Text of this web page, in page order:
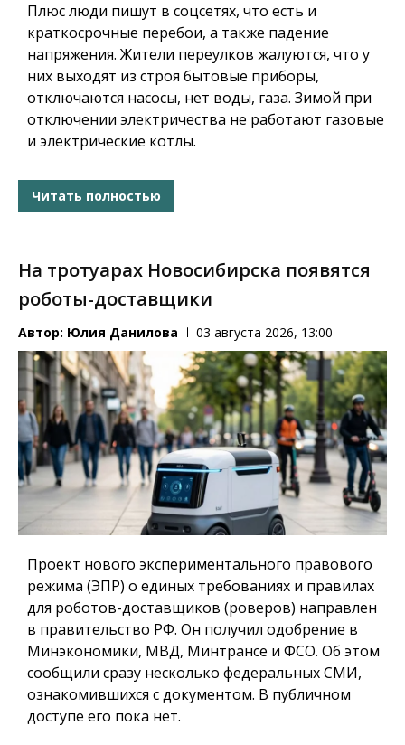
Плюс люди пишут в соцсетях, что есть и
краткосрочные перебои, а также падение
напряжения. Жители переулков жалуются, что у
них выходят из строя бытовые приборы,
отключаются насосы, нет воды, газа. Зимой при
отключении электричества не работают газовые
и электрические котлы.
Читать полностью
На тротуарах Новосибирска появятся
роботы-доставщики
Автор: Юлия Данилова 03 августа 2026, 13:00
Проект нового экспериментального правового
режима (ЭПР) о единых требованиях и правилах
для роботов-доставщиков (роверов) направлен
в правительство РФ. Он получил одобрение в
Минэкономики, МВД, Минтрансе и ФСО. Об этом
сообщили сразу несколько федеральных СМИ,
ознакомившихся с документом. В публичном
доступе его пока нет.